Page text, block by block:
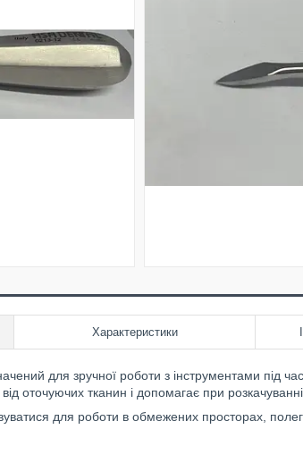
Характеристики
для зручної роботи з інструментами під
оточуючих тканин і допомагає при
для роботи в обмежених просторах,